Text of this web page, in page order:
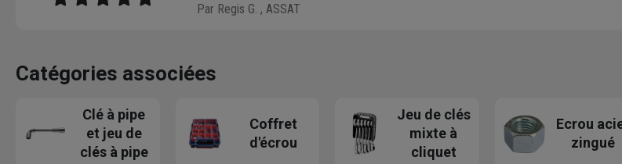
Par Regis G. , ASSAT
Catégories associées
Clé à pipe
et jeu de
clés à pipe
Coffret
d'écrou
Jeu de clés
mixte à
cliquet
Ecrou
zingué